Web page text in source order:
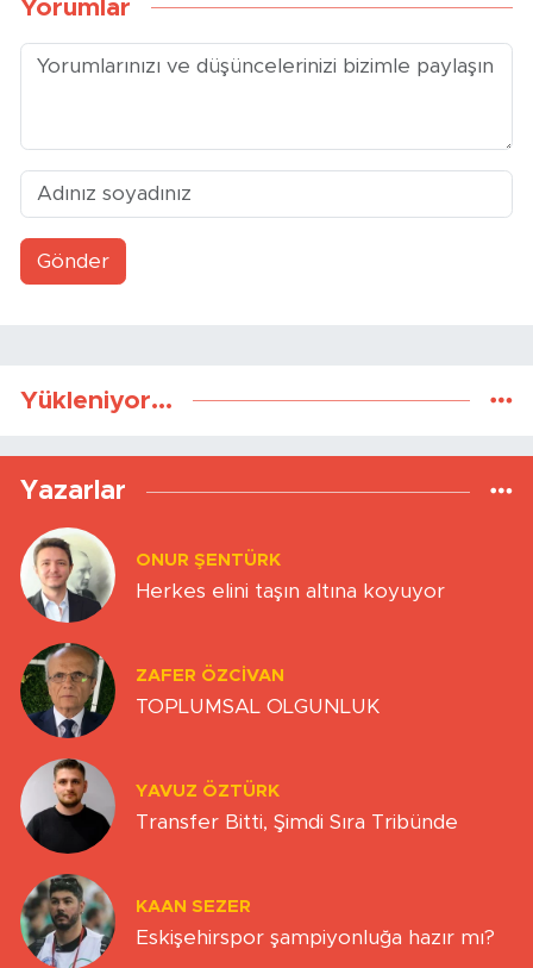
Yorumlar
Gönder
Yükleniyor...
Yazarlar
ONUR ŞENTÜRK
Herkes elini taşın altına koyuyor
ZAFER ÖZCIVAN
TOPLUMSAL OLGUNLUK
YAVUZ ÖZTÜRK
Transfer Bitti, Şimdi Sıra Tribünde
KAAN SEZER
Eskişehirspor şampiyonluğa hazır mı?